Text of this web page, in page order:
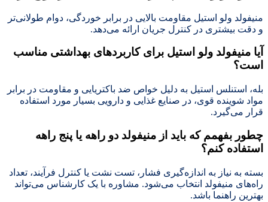
منیفولد ولو استیل مقاومت بالایی در برابر خوردگی، دوام طولانی‌تر
و دقت بیشتری در کنترل جریان ارائه می‌دهد.
آیا منیفولد ولو استیل برای کاربردهای بهداشتی مناسب
است؟
بله، استنلس استیل به دلیل خواص ضد باکتریایی و مقاومت در برابر
مواد شوینده قوی، در صنایع غذایی و دارویی بسیار مورد استفاده
قرار می‌گیرد.
چطور بفهمم که باید از منیفولد دو راهه یا پنج راهه
استفاده کنم؟
بسته به نیاز به اندازه‌گیری فشار، تست نشت یا کنترل فرآیند، تعداد
راه‌های منیفولد انتخاب می‌شود. مشاوره با یک کارشناس می‌تواند
بهترین راهنما باشد.